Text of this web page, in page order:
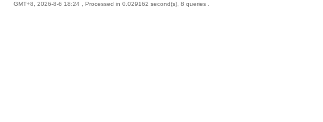
GMT+8, 2026-8-6 18:24 , Processed in 0.029162 second(s), 8 queries .